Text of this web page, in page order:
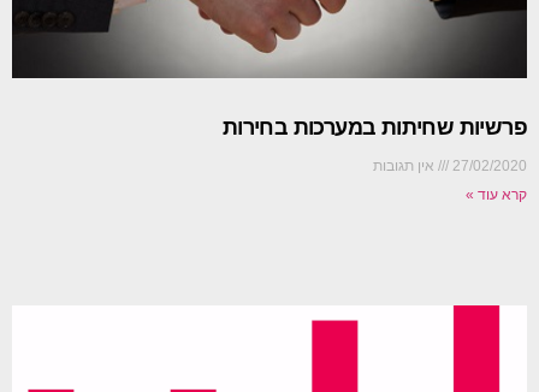
פרשיות שחיתות במערכות בחירות
27/02/2020
אין תגובות
קרא עוד »